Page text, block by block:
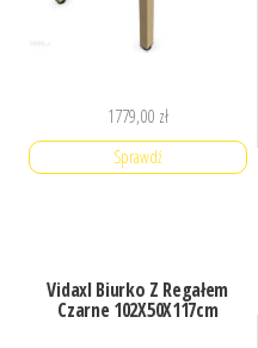
1779,00 zł
Sprawdź
Vidaxl Biurko Z Regałem
Czarne 102X50X117cm